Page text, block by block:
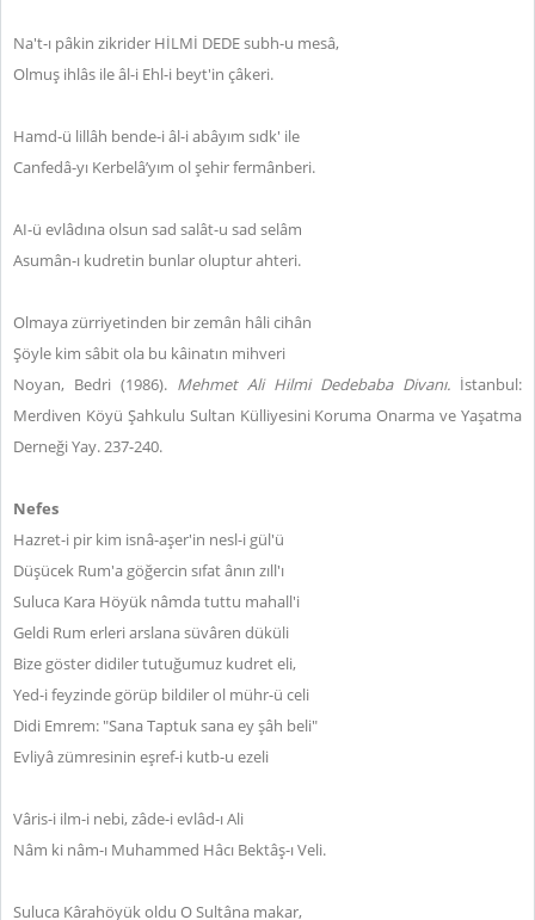
Na't-ı pâkin zikrider HİLMİ DEDE subh-u mesâ,
Olmuş ihlâs ile âl-i Ehl-i beyt'in çâkeri.
Hamd-ü lillâh bende-i âl-i abâyım sıdk' ile
Canfedâ-yı Kerbelâ’yım ol şehir fermânberi.
AI-ü evlâdına olsun sad salât-u sad selâm
Asumân-ı kudretin bunlar oluptur ahteri.
Olmaya zürriyetinden bir zemân hâli cihân
Şöyle kim sâbit ola bu kâinatın mihveri
Noyan, Bedri (1986). Mehmet Ali Hilmi Dedebaba Divanı. İstanbul:
Merdiven Köyü Şahkulu Sultan Külliyesini Koruma Onarma ve Yaşatma
Derneği Yay. 237-240.
Nefes
Hazret-i pir kim isnâ-aşer'in nesl-i gül'ü
Düşücek Rum'a göğercin sıfat ânın zıll'ı
Suluca Kara Höyük nâmda tuttu mahall'i
Geldi Rum erleri arslana süvâren düküli
Bize göster didiler tutuğumuz kudret eli,
Yed-i feyzinde görüp bildiler ol mühr-ü celi
Didi Emrem: "Sana Taptuk sana ey şâh beli"
Evliyâ zümresinin eşref-i kutb-u ezeli
Vâris-i ilm-i nebi, zâde-i evlâd-ı Ali
Nâm ki nâm-ı Muhammed Hâcı Bektâş-ı Veli.
Suluca Kârahöyük oldu O Sultâna makar,